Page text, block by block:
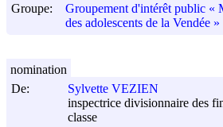
Groupe:
Groupement d'intérêt public «
des adolescents de la Vendée »
De:
Sylvette VEZIEN
inspectrice divisionnaire des
classe
nomination